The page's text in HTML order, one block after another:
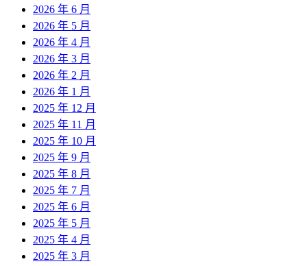
2026 年 6 月
2026 年 5 月
2026 年 4 月
2026 年 3 月
2026 年 2 月
2026 年 1 月
2025 年 12 月
2025 年 11 月
2025 年 10 月
2025 年 9 月
2025 年 8 月
2025 年 7 月
2025 年 6 月
2025 年 5 月
2025 年 4 月
2025 年 3 月